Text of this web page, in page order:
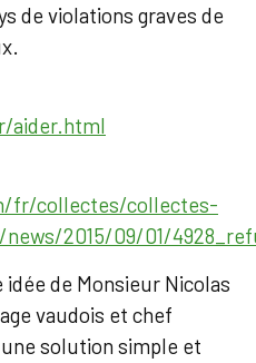
de violations graves de
aider.html
fr/collectes/collectes-
2015/09/01/
de Monsieur Nicolas
vaudois et chef
solution simple et